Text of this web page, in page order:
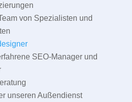
von Spezialisten und
SEO-Manager und
unseren Außendienst